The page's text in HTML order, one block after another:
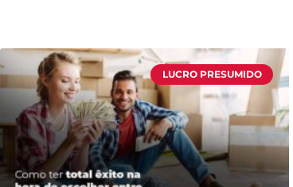
LUCRO PRESUMIDO